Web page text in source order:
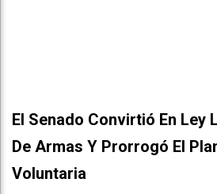
El Senado Convirtió En Ley
De Armas Y Prorrogó El
Voluntaria